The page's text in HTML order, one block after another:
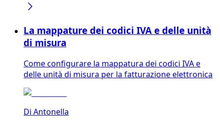
La mappature dei codici IVA e delle unità
di misura
Come configurare la mappatura dei codici IVA e
delle unità di misura per la fatturazione elettronica
Di Antonella